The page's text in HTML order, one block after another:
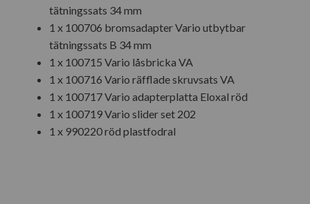
tätningssats 34 mm
1 x 100706 bromsadapter Vario utbytbar
tätningssats B 34 mm
1 x 100715 Vario låsbricka VA
1 x 100716 Vario räfflade skruvsats VA
1 x 100717 Vario adapterplatta Eloxal röd
1 x 100719 Vario slider set 202
1 x 990220 röd plastfodral